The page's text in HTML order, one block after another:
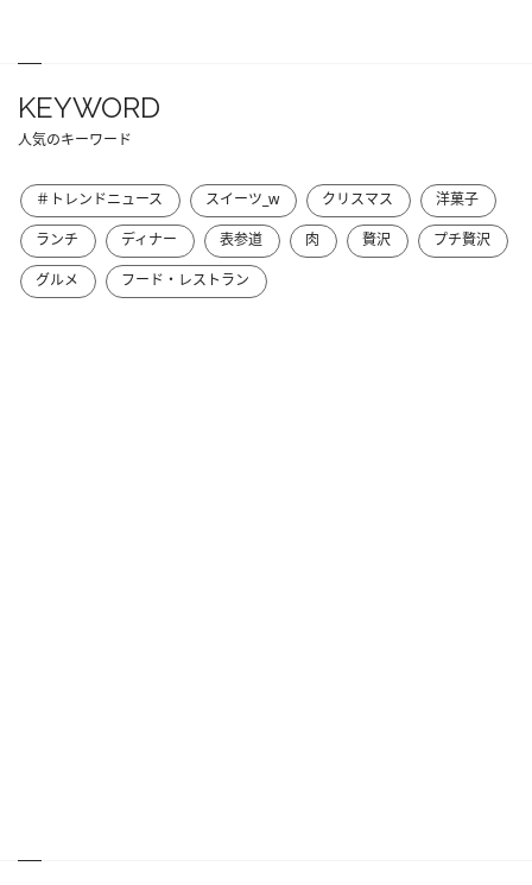
KEYWORD
人気のキーワード
＃トレンドニュース スイーツ_w クリスマス
洋菓子
ランチ
ディナー 表参道 肉 贅沢
プチ贅沢
グルメ
フード・レストラン